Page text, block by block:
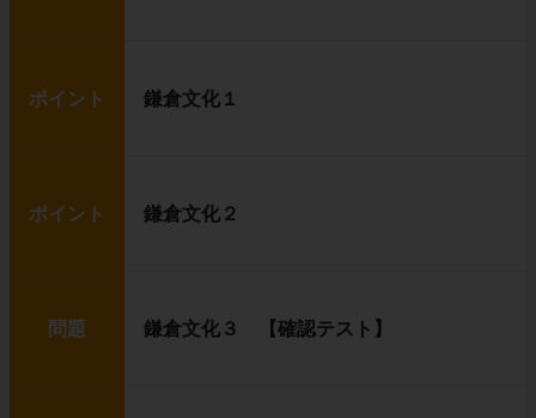
ポイント 鎌倉文化１
ポイント 鎌倉文化２
問題 鎌倉文化３ 【確認テスト】